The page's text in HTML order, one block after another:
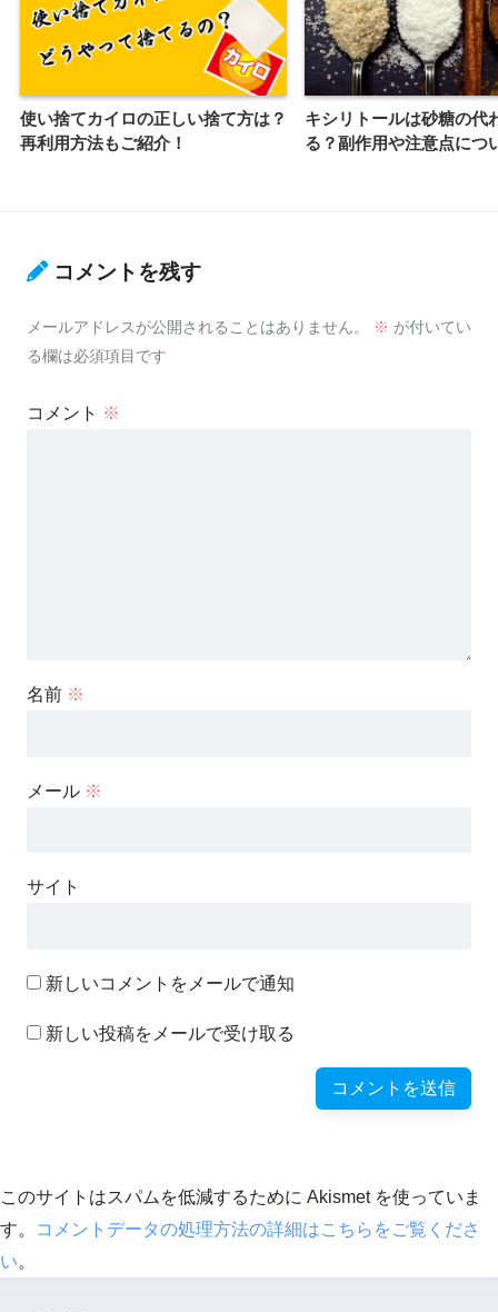
使い捨てカイロの正しい捨て方は？
再利用方法もご紹介！
キシリトールは砂糖の代
る？副作用や注意点につ
コメントを残す
メールアドレスが公開されることはありません。 ※ が付いてい
る欄は必須項目です
コメント ※
名前 ※
メール ※
サイト
新しいコメントをメールで通知
新しい投稿をメールで受け取る
このサイトはスパムを低減するために Akismet を使っていま
す。
コメントデータの処理方法の詳細はこちらをご覧くださ
い。